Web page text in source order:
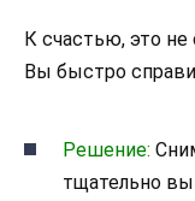
К счастью, это не
Вы быстро
Решение:
тщательно